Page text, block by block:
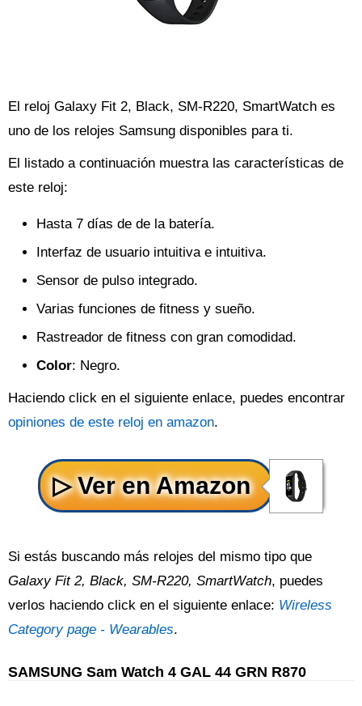
El reloj Galaxy Fit 2, Black, SM-R220, SmartWatch es
uno de los relojes Samsung disponibles para ti.
El listado a continuación muestra las características de
este reloj:
Hasta 7 días de de la batería.
Interfaz de usuario intuitiva e intuitiva.
Sensor de pulso integrado.
Varias funciones de fitness y sueño.
Rastreador de fitness con gran comodidad.
Color: Negro.
Haciendo click en el siguiente enlace, puedes encontrar
opiniones de este reloj en amazon.
Si estás buscando más relojes del mismo tipo que
Galaxy Fit 2, Black, SM-R220, SmartWatch, puedes
verlos haciendo click en el siguiente enlace: Wireless
Category page - Wearables.
SAMSUNG Sam Watch 4 GAL 44 GRN R870